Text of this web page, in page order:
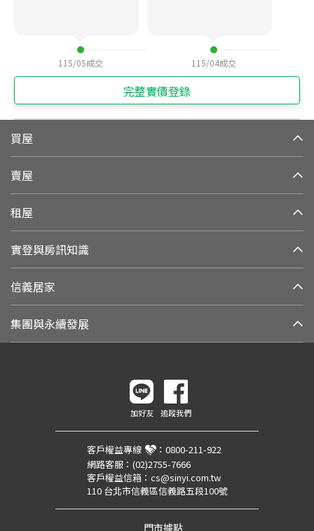
115/05成交 115/04成交
完整實價登錄
買屋
賣屋
租屋
實登與房訊知識
信義居家
集團與永續發展
加好友 追蹤我們
客戶權益專線 ： 0800-211-922
網路客服： (02)2755-7666
客戶權益信箱： cs@sinyi.com.tw
110 台北市信義區信義路五段100號
門市據點